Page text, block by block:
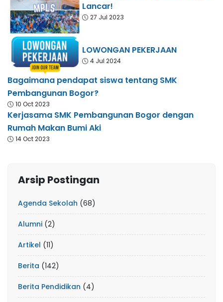
Lancar!
27 Jul 2023
LOWONGAN PEKERJAAN
4 Jul 2024
Bagaimana pendapat siswa tentang SMK
Pembangunan Bogor?
10 Oct 2023
Kerjasama SMK Pembangunan Bogor dengan
Rumah Makan Bumi Aki
14 Oct 2023
Arsip Postingan
Agenda Sekolah (68)
Alumni (2)
Artikel (11)
Berita (142)
Berita Pendidikan (4)